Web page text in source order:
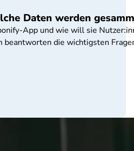
Daten werden
App und wie will sie
beantworten die wichtigsten